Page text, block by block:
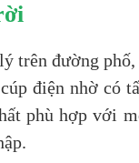
trên đường
điện nhờ có
phù hợp với